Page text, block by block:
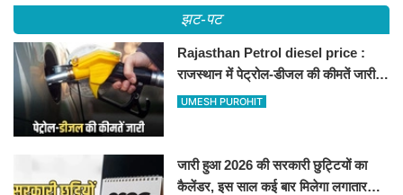
झट-पट
Rajasthan Petrol diesel price :
राजस्थान में पेट्रोल-डीजल की कीमतें जारी,
जानिए बीकानेर समेत पुरे प्रदेश में नए रेट
UMESH PUROHIT
जारी हुआ 2026 की सरकारी छुट्टियों का
कैलेंडर, इस साल कई बार मिलेगा लगातार